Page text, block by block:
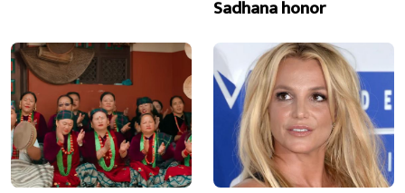
Sadhana honor